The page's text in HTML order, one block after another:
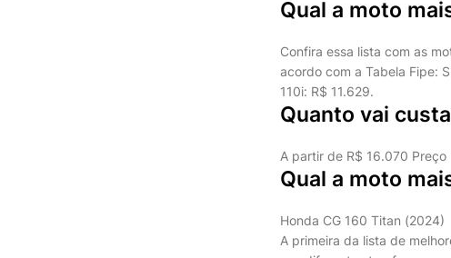
Qual a moto
Confira essa lista com as
acordo com a Tabela Fipe:
110i: R$ 11.629.
Quanto vai
A partir de R$ 16.070
Qual a moto
Honda CG 160 Titan (2024)
A primeira da lista de